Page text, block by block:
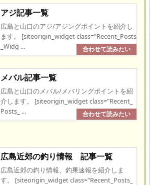
アジ記事一覧
広島と山口のアジ/アジングポイントを紹介し
ます。 [siteorigin_widget class="Recent_Posts
_Widg ...
メバル記事一覧
広島と山口のメバル/メバリングポイントを紹
介します。 [siteorigin_widget class="Recent_
Posts_ ...
広島近郊の釣り情報 記事一覧
広島近郊の釣り情報、釣果速報を紹介しま
す。 [siteorigin_widget class="Recent_Posts_